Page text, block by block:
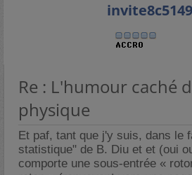
Re : L'humour caché
physique
Et paf, tant que j'y suis, dans le
statistique" de B. Diu et et (oui
comporte une sous-entrée «